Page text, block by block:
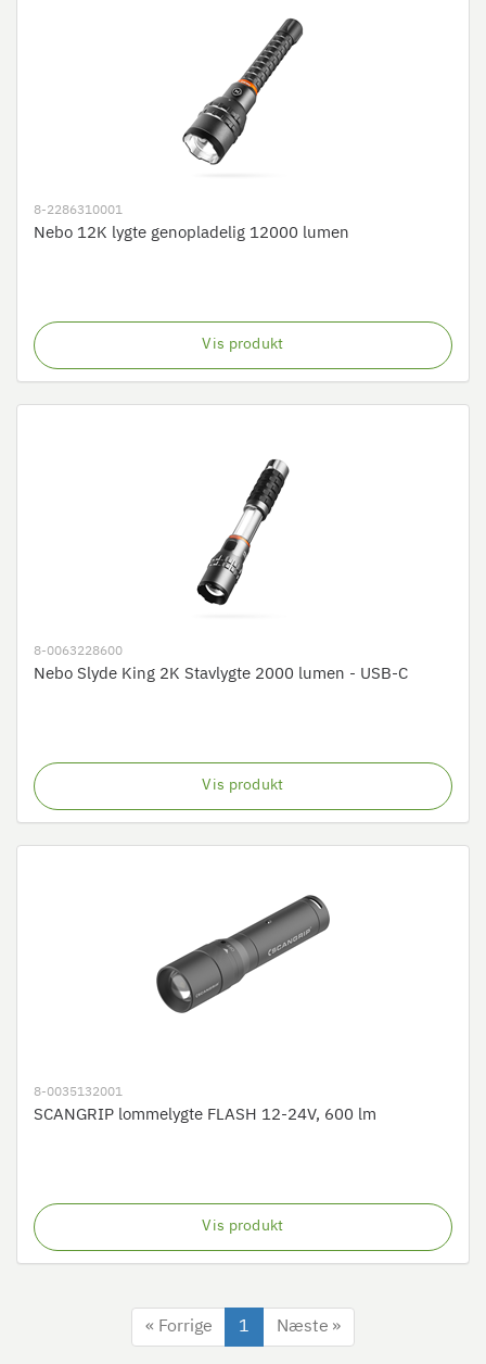
8-2286310001
Nebo 12K lygte genopladelig 12000 lumen
Vis produkt
8-0063228600
Nebo Slyde King 2K Stavlygte 2000 lumen - USB-C
Vis produkt
8-0035132001
SCANGRIP lommelygte FLASH 12-24V, 600 lm
Vis produkt
« Forrige 1 Næste »